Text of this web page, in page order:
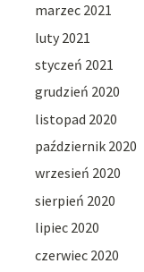
marzec 2021
luty 2021
styczeń 2021
grudzień 2020
listopad 2020
październik 2020
wrzesień 2020
sierpień 2020
lipiec 2020
czerwiec 2020